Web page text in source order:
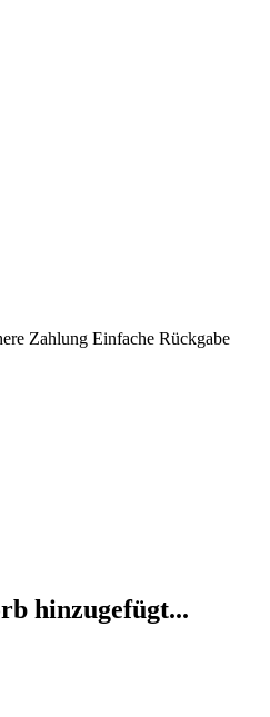
Zahlung Einfache Rückgabe
hinzugefügt...